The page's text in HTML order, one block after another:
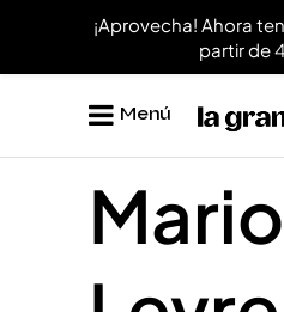
Menú
Mario
¡Aprovecha! Ahora
partir de